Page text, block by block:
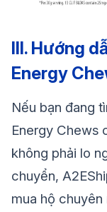
III. Hướng
Energy
Nếu bạn đang
Energy Chews
không phải lo
chuyển,
mua hộ